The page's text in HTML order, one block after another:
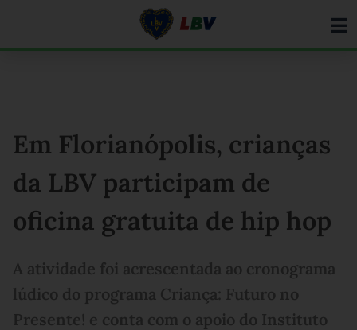
Em Florianópolis, crianças
da LBV participam de
oficina gratuita de hip hop
A atividade foi acrescentada ao cronograma
lúdico do programa Criança: Futuro no
Presente! e conta com o apoio do Instituto